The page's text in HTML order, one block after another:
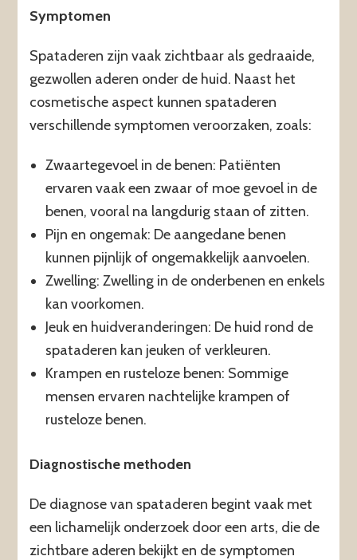
Symptomen
Spataderen zijn vaak zichtbaar als gedraaide,
gezwollen aderen onder de huid. Naast het
cosmetische aspect kunnen spataderen
verschillende symptomen veroorzaken, zoals:
Zwaartegevoel in de benen: Patiënten
ervaren vaak een zwaar of moe gevoel in de
benen, vooral na langdurig staan of zitten.
Pijn en ongemak: De aangedane benen
kunnen pijnlijk of ongemakkelijk aanvoelen.
Zwelling: Zwelling in de onderbenen en enkels
kan voorkomen.
Jeuk en huidveranderingen: De huid rond de
spataderen kan jeuken of verkleuren.
Krampen en rusteloze benen: Sommige
mensen ervaren nachtelijke krampen of
rusteloze benen.
Diagnostische methoden
De diagnose van spataderen begint vaak met
een lichamelijk onderzoek door een arts, die de
zichtbare aderen bekijkt en de symptomen